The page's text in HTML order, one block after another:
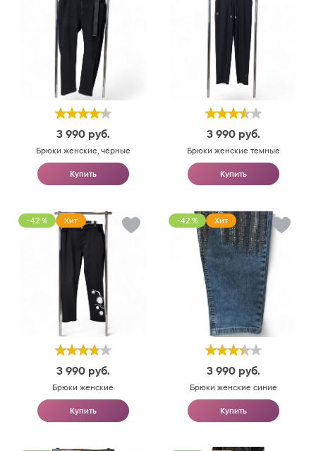
3 990 руб.
Брюки женские, чёрные
Купить
3 990 руб.
Брюки женские тёмные
Купить
-42 % Хит
3 990 руб.
Брюки женские
Купить
-42 % Хит
3 990 руб.
Брюки женские синие
Купить